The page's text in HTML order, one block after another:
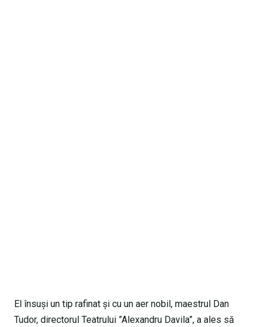
El însuși un tip rafinat și cu un aer nobil, maestrul Dan
Tudor, directorul Teatrului ”Alexandru Davila”, a ales să